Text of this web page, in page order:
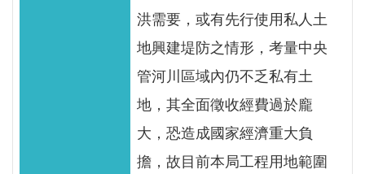
洪需要，或有先行使用私人土
地興建堤防之情形，考量中央
管河川區域內仍不乏私有土
地，其全面徵收經費過於龐
大，恐造成國家經濟重大負
擔，故目前本局工程用地範圍